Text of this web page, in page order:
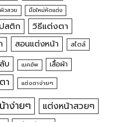
ผิวสวย มือใหม่หัดแต่ง
สติก
วิธีแต่งตา
สอนแต่งหน้า สไตล์
บ เมคอัพ เสื้อผ้า
า แต่งตาง่ายๆ
าง่ายๆ แต่งหน้าสวยๆ